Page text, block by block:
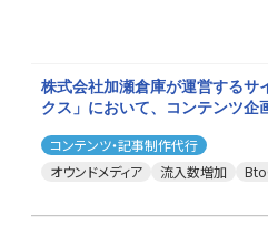
株式会社加瀬倉庫が運営するサ
クス」において、コンテンツ企
コンテンツ・記事制作代行
オウンドメディア
流入数増加